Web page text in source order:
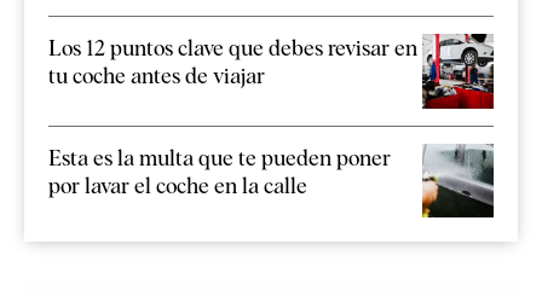
Los 12 puntos clave que debes revisar en
tu coche antes de viajar
Esta es la multa que te pueden poner
por lavar el coche en la calle